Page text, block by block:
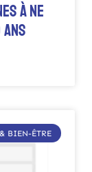
À NE
BIEN-ÊTRE